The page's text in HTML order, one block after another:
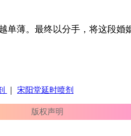
薄。最终以分手，将这段
宋阳堂延时喷剂
版权声明